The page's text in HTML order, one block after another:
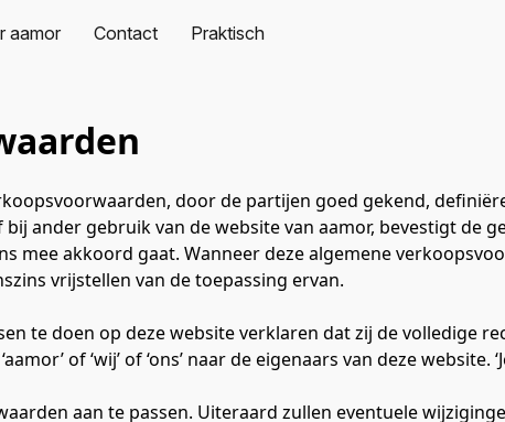
aamor Contact Praktisch
door de partijen goed gekend,
ander gebruik van de website van aamor, bevestigt de
mee akkoord gaat. Wanneer deze algemene
vrijstellen van de toepassing ervan.
te doen op deze website verklaren dat zij de volledige
of ‘wij’ of ‘ons’ naar de eigenaars van deze website.
aan te passen. Uiteraard zullen eventuele